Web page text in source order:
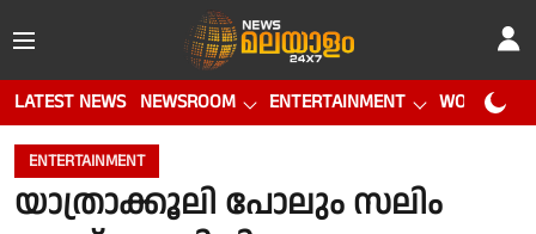
LATEST NEWS NEWSROOM ENTERTAINMENT WORLD CUP
ENTERTAINMENT
യാത്രാക്കൂലി പോലും സലിം